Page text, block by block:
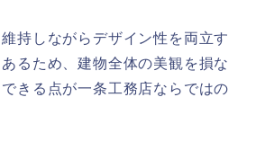
持しながらデザイン性を両立す
るため、建物全体の美観を損な
きる点が一条工務店ならではの